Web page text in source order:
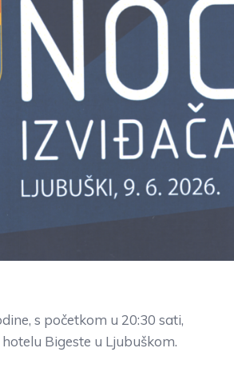
s početkom u 20:30 sati,
Bigeste u Ljubuškom.